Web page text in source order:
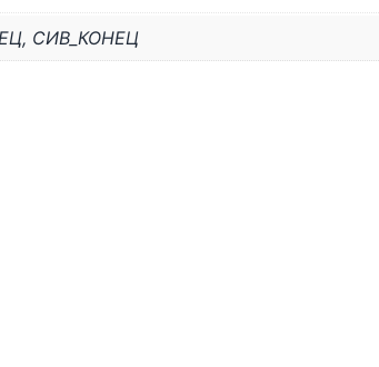
, СИВ_КОНЕЦ